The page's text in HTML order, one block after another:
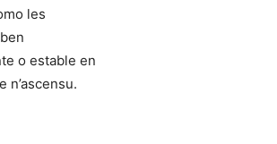
les
o estable en
n’ascensu.